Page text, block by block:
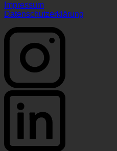
Impressum
Datenschutzerklärung